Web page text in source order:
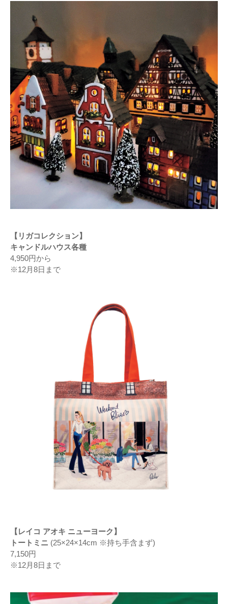
【リガコレクション】
キャンドルハウス各種
4,950円から
※12月8日まで
【レイコ アオキ ニューヨーク】
トートミニ (25×24×14cm ※持ち手含まず)
7,150円
※12月8日まで